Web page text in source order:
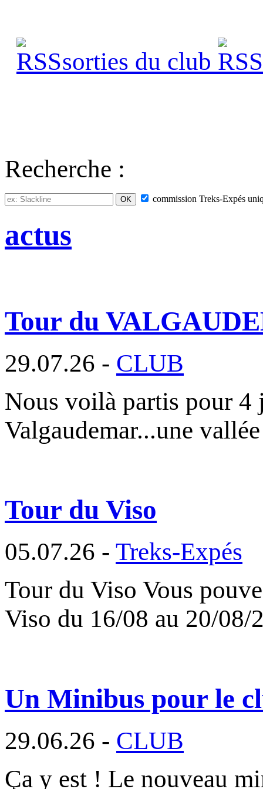
sorties du club
Recherche :
commission Treks-Expés
actus
Tour du
29.07.26 - CLUB
Nous voilà partis pour 4
Valgaudemar...une
Tour du Viso
05.07.26 - Treks-Expés
Tour du Viso Vous
Viso du 16/08 au 20/
Un Minibus pour le
29.06.26 - CLUB
Ça y est ! Le nouveau